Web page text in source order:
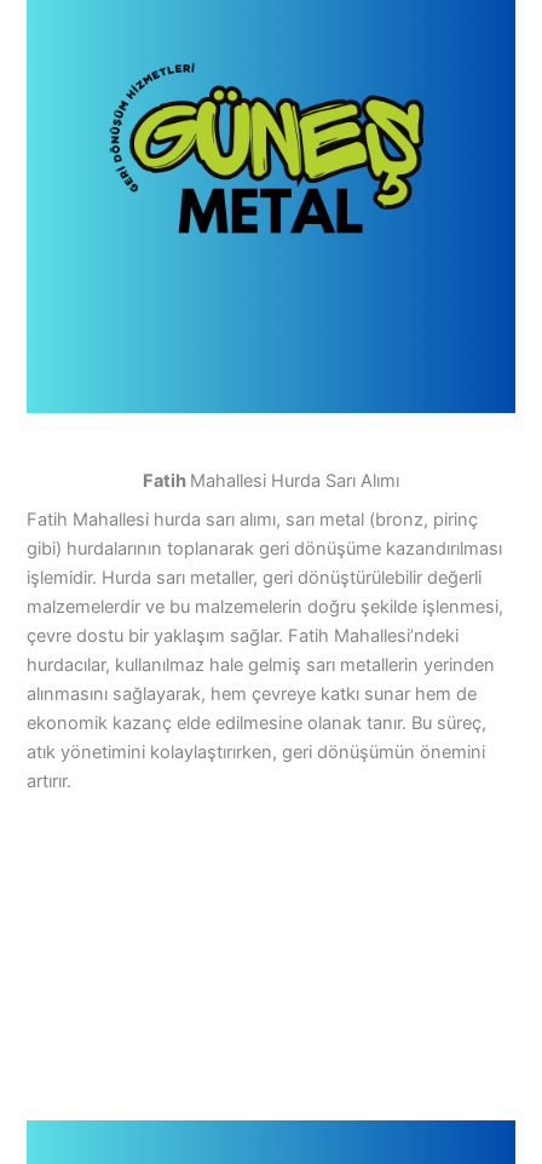
Fatih Mahallesi Hurda Sarı Alımı
Fatih Mahallesi hurda sarı alımı, sarı metal (bronz, pirinç
gibi) hurdalarının toplanarak geri dönüşüme kazandırılması
işlemidir. Hurda sarı metaller, geri dönüştürülebilir değerli
malzemelerdir ve bu malzemelerin doğru şekilde işlenmesi,
çevre dostu bir yaklaşım sağlar. Fatih Mahallesi’ndeki
hurdacılar, kullanılmaz hale gelmiş sarı metallerin yerinden
alınmasını sağlayarak, hem çevreye katkı sunar hem de
ekonomik kazanç elde edilmesine olanak tanır. Bu süreç,
atık yönetimini kolaylaştırırken, geri dönüşümün önemini
artırır.